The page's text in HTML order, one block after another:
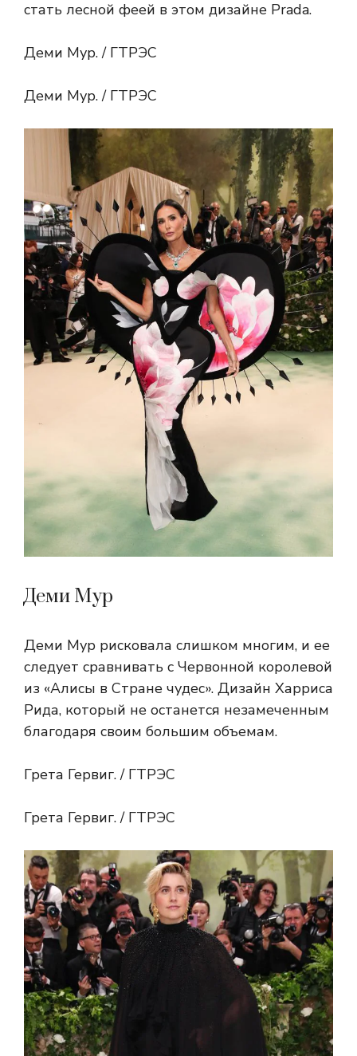
стать лесной феей в этом дизайне Prada.
Деми Мур. / ГТРЭС
Деми Мур. / ГТРЭС
Деми Мур
Деми Мур рисковала слишком многим, и ее
следует сравнивать с Червонной королевой
из «Алисы в Стране чудес». Дизайн Харриса
Рида, который не останется незамеченным
благодаря своим большим объемам.
Грета Гервиг. / ГТРЭС
Грета Гервиг. / ГТРЭС